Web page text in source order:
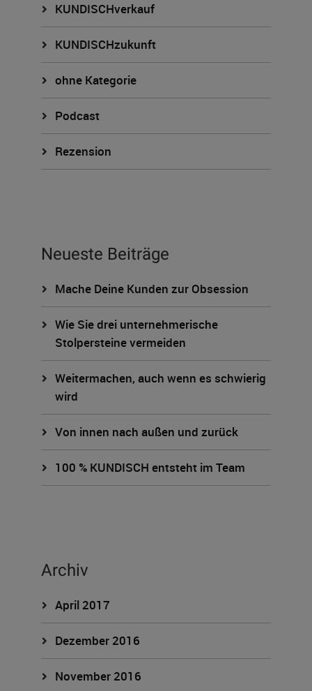
KUNDISCHverkauf
KUNDISCHzukunft
ohne Kategorie
Podcast
Rezension
Neueste Beiträge
Mache Deine Kunden zur Obsession
Wie Sie drei unternehmerische
Stolpersteine vermeiden
Weitermachen, auch wenn es schwierig
wird
Von innen nach außen und zurück
100 % KUNDISCH entsteht im Team
Archiv
April 2017
Dezember 2016
November 2016